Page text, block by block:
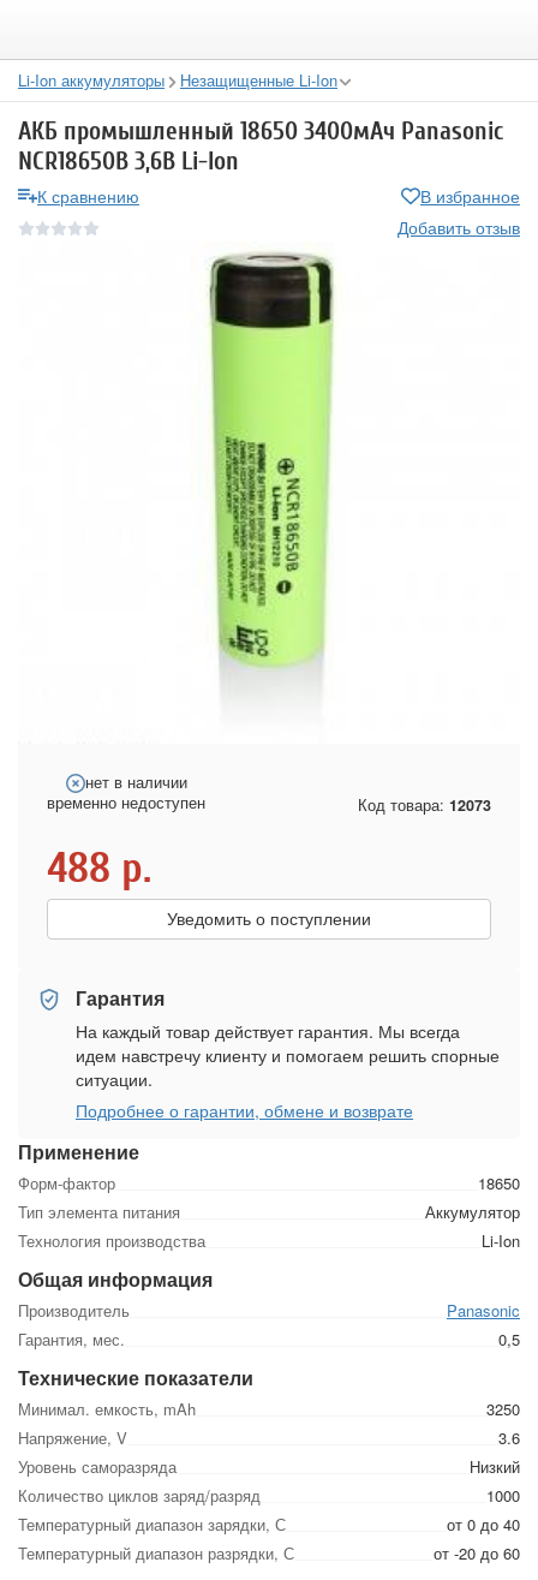
Li-Ion аккумуляторы Незащищенные Li-Ion
АКБ промышленный 18650 3400мАч Panasonic
NCR18650B 3,6В Li-Ion
К сравнению
В избранное
Добавить отзыв
Применение
Форм-фактор
18650
Тип элемента питания
Аккумулятор
Технология производства
Li-Ion
Общая информация
Производитель
Panasonic
Гарантия, мес.
0,5
Технические показатели
Минимал. емкость, mAh
3250
Напряжение, V
3.6
Уровень саморазряда
Низкий
Количество циклов заряд/разряд
1000
Температурный диапазон зарядки, С
от 0 до 40
Температурный диапазон разрядки, С
от -20 до 60
нет в наличии
временно недоступен
Код товара: 12073
488 р.
Уведомить о поступлении
Гарантия
На каждый товар действует гарантия. Мы всегда
идем навстречу клиенту и помогаем решить спорные
ситуации.
Подробнее о гарантии, обмене и возврате